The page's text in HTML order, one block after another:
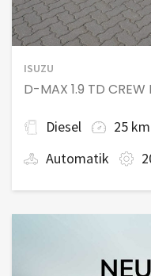
ISUZU
D-MAX 1.9 TD
Diesel 25 km
Automatik